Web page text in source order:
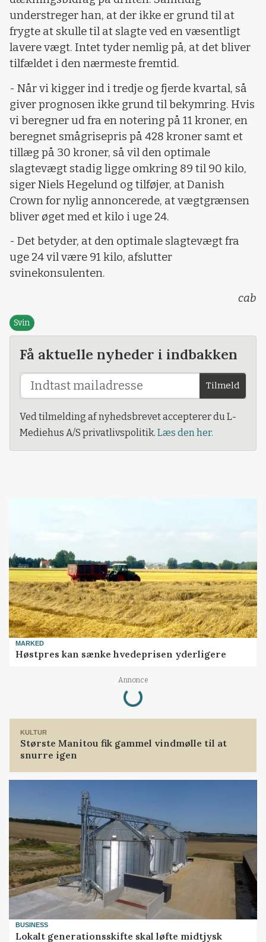
understreger han, at der ikke er grund til at
frygte at skulle til at slagte ved en væsentligt
lavere vægt. Intet tyder nemlig på, at det bliver
tilfældet i den nærmeste fremtid.
- Når vi kigger ind i tredje og fjerde kvartal, så
giver prognosen ikke grund til bekymring. Hvis
vi beregner ud fra en notering på 11 kroner, en
beregnet smågrisepris på 428 kroner samt et
tillæg på 30 kroner, så vil den optimale
slagtevægt stadig ligge omkring 89 til 90 kilo,
siger Niels Hegelund og tilføjer, at Danish
Crown for nylig annoncerede, at vægtgrænsen
bliver øget med et kilo i uge 24.
- Det betyder, at den optimale slagtevægt fra
uge 24 vil være 91 kilo, afslutter
svinekonsulenten.
cab
Svin
Få aktuelle nyheder i indbakken
Tilmeld
Ved tilmelding af nyhedsbrevet accepterer du L-
Mediehus A/S privatlivspolitik. Læs den her.
MARKED
Høstpres kan sænke hvedeprisen yderligere
Annonce
Loading...
KULTUR
Største Manitou fik gammel vindmølle til at
snurre igen
BUSINESS
Lokalt generationsskifte skal løfte midtjysk